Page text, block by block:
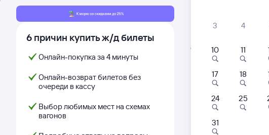
6 причин купить ж/д билеты
Онлайн-покупка за 4 минуты
Онлайн-возврат билетов без
очереди в кассу
Выбор любимых мест на схемах
вагонов
Расписание
Расписание поездов
Открыта продажа
Самый быстрый
117Н
Прокопьевск Пасс
Прокопьевск
22:48
3 4
10 11
17 18
24 25
31